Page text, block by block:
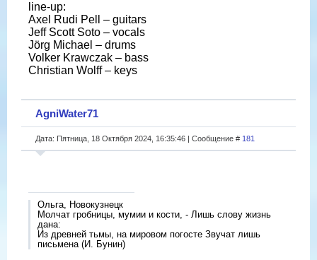
line-up:
Axel Rudi Pell – guitars
Jeff Scott Soto – vocals
Jörg Michael – drums
Volker Krawczak – bass
Christian Wolff – keys
AgniWater71
Дата: Пятница, 18 Октября 2024, 16:35:46 | Сообщение # 181
Ольга, Новокузнецк
Молчат гробницы, мумии и кости, - Лишь слову жизнь
дана:
Из древней тьмы, на мировом погосте Звучат лишь
письмена (И. Бунин)